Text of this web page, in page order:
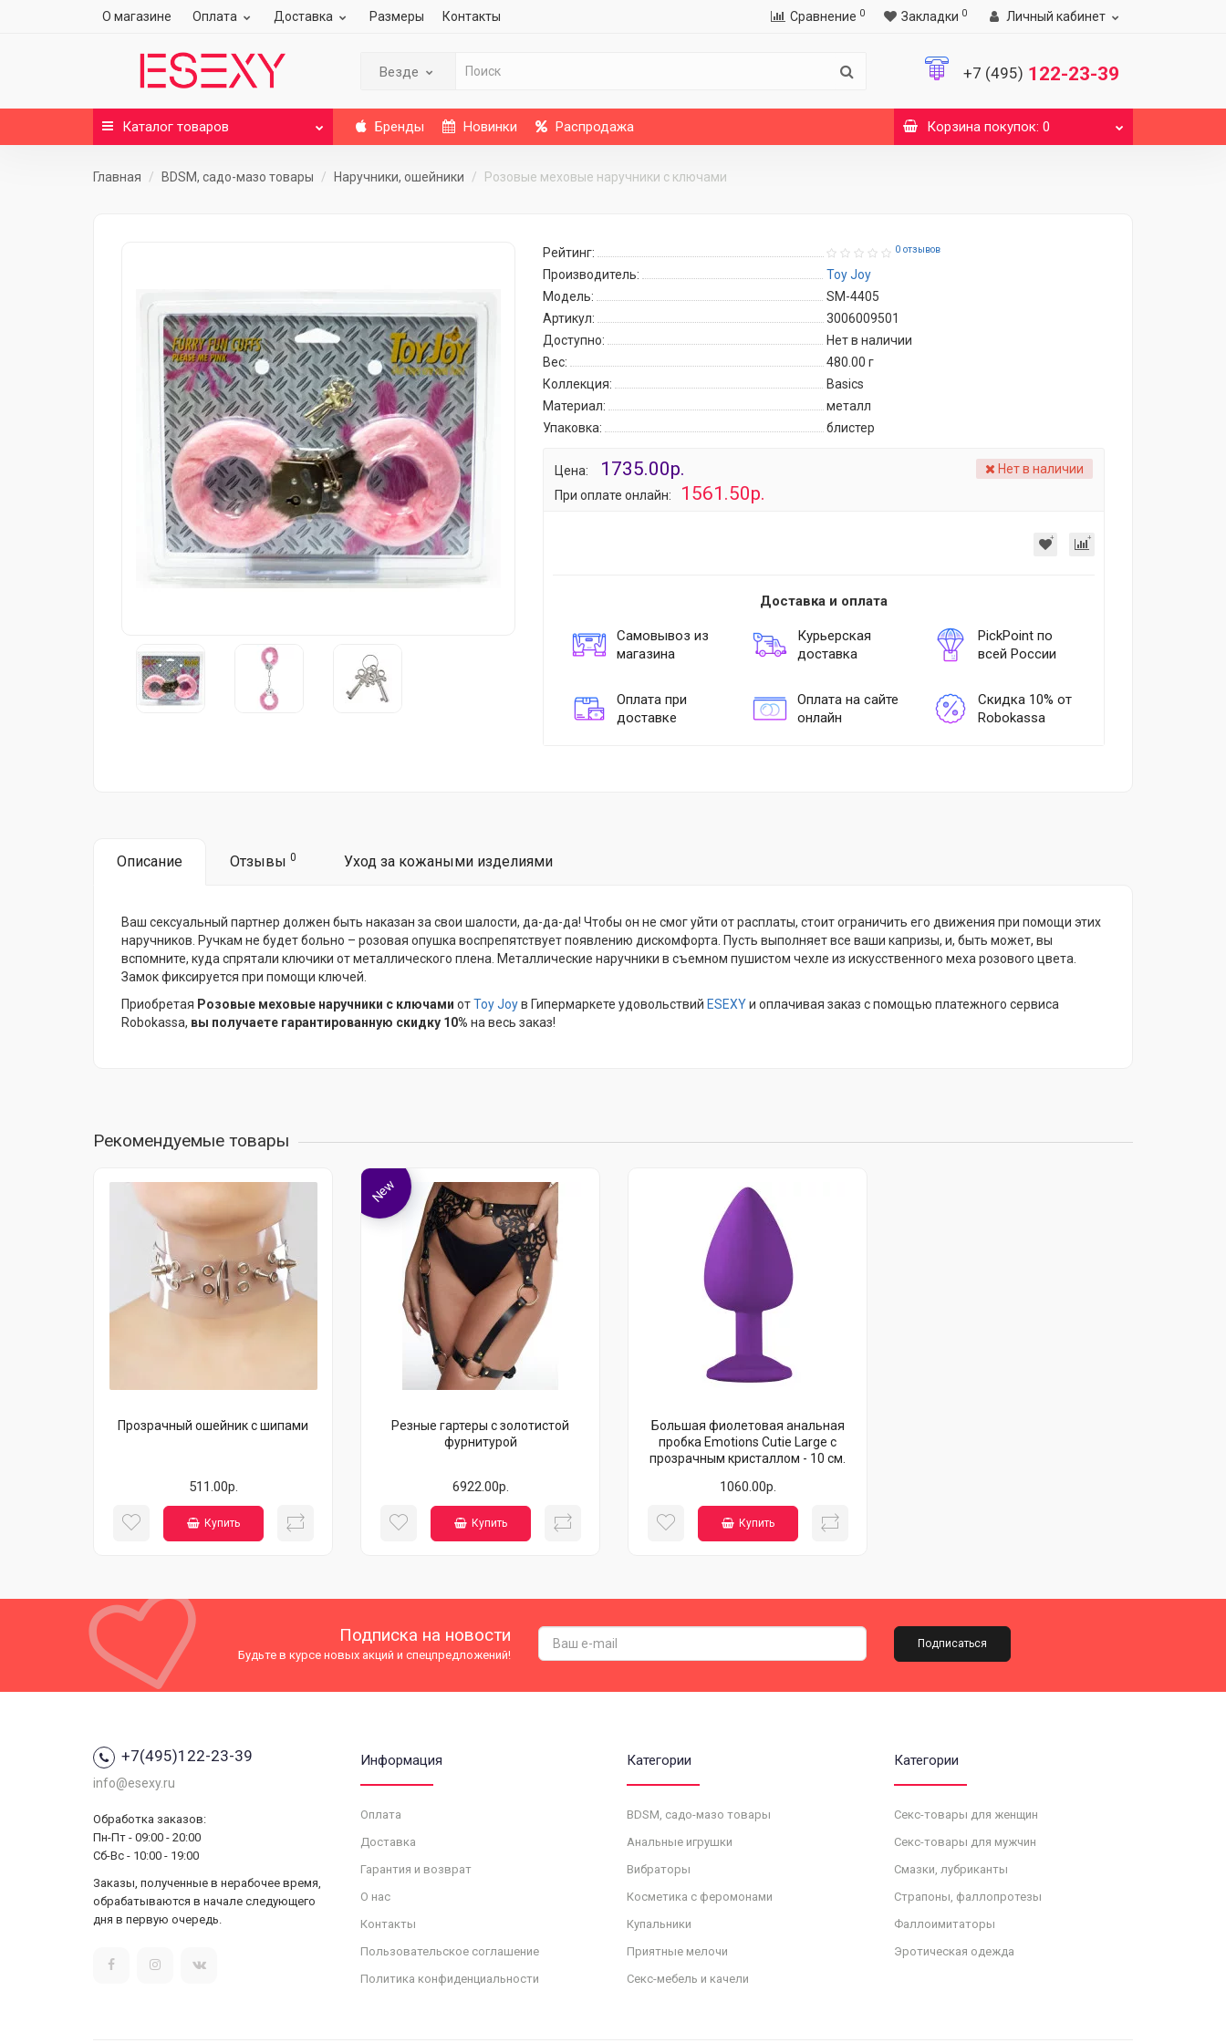
О магазине Оплата Доставка Размеры Контакты Сравнение 0 Закладки 0 Личный кабинет
Везде +7 (495) 122-23-39
Каталог товаров Бренды Новинки Распродажа Корзинапокупок: 0
Главная BDSM, садо-мазо товары Наручники, ошейники Розовые меховые наручники с ключами
Рейтинг: 0 отзывов
Производитель:
Toy Joy
Модель:
SM-4405
Артикул:
3006009501
Доступно:
Нет в наличии
Вес:
480.00 г
Коллекция:
Basics
Материал:
металл
Упаковка:
блистер
Цена: 1735.00р.
При оплате онлайн: 1561.50р.
Нет в наличии
Доставка и оплата
Самовывоз из
магазина
Курьерская
доставка
PickPoint по
всей России
Оплата при
доставке
Оплата на сайте
онлайн
Скидка 10% от
Robokassa
Описание Отзывы 0 Уход за кожаными изделиями
Ваш сексуальный партнер должен быть наказан за свои шалости, да-да-да! Чтобы он не смог уйти от расплаты, стоит ограничить его движения при помощи этих
наручников. Ручкам не будет больно – розовая опушка воспрепятствует появлению дискомфорта. Пусть выполняет все ваши капризы, и, быть может, вы
вспомните, куда спрятали ключики от металлического плена. Металлические наручники в съемном пушистом чехле из искусственного меха розового цвета.
Замок фиксируется при помощи ключей.
Приобретая Розовые меховые наручники с ключами отToy Joyв Гипермаркете удовольствий ESEXYи оплачивая заказ с помощью платежного сервиса
Robokassa, вы получаете гарантированную скидку 10% на весь заказ!
Рекомендуемые товары
Прозрачный ошейник с шипами
511.00р.
Купить
New
Резные гартеры с золотистой
фурнитурой
6922.00р.
Купить
Большая фиолетовая анальная
пробка Emotions Cutie Large с
прозрачным кристаллом - 10 см.
1060.00р.
Купить
Подписка на новости
Будьте в курсе новых акций и спецпредложений!
Подписаться
+7(495)122-23-39
info@esexy.ru
Обработка заказов:
Пн-Пт - 09:00 - 20:00
Сб-Вс - 10:00 - 19:00
Заказы, полученные в нерабочее время,
обрабатываются в начале следующего
дня в первую очередь.
Информация
Оплата
Доставка
Гарантия и возврат
О нас
Контакты
Пользовательское соглашение
Политика конфиденциальности
Категории
BDSM, садо-мазо товары
Анальные игрушки
Вибраторы
Косметика с феромонами
Купальники
Приятные мелочи
Секс-мебель и качели
Категории
Секс-товары для женщин
Секс-товары для мужчин
Смазки, лубриканты
Страпоны, фаллопротезы
Фаллоимитаторы
Эротическая одежда